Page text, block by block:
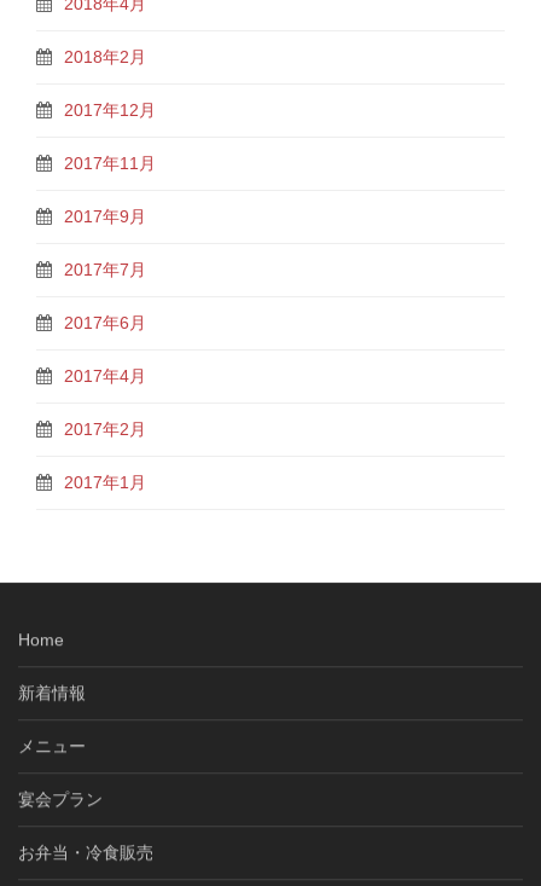
2018年2月
2017年12月
2017年11月
2017年9月
2017年7月
2017年6月
2017年4月
2017年2月
2017年1月
Home
新着情報
メニュー
宴会プラン
お弁当・冷食販売